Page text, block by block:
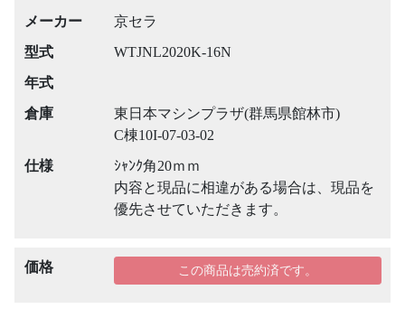
メーカー
京セラ
型式
WTJNL2020K-16N
年式
倉庫
東日本マシンプラザ(群馬県館林市)
C棟10I-07-03-02
仕様
ｼｬﾝｸ角20ｍｍ
内容と現品に相違がある場合は、現品を
優先させていただきます。
価格 この商品は売約済です。